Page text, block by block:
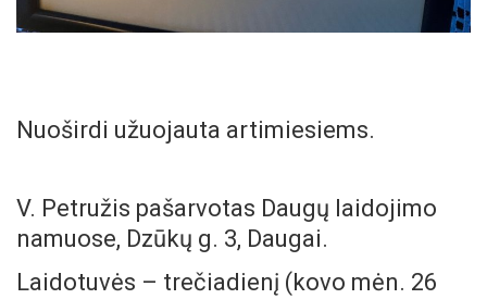
Nuoširdi užuojauta artimiesiems.
V. Petružis pašarvotas Daugų laidojimo
namuose, Dzūkų g. 3, Daugai.
Laidotuvės – trečiadienį (kovo mėn. 26